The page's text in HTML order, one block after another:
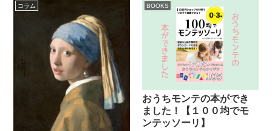
説することはできませんが、せ
めてもの種まき...
コラム BOOKS
おうちモンテの本ができ
ました！【１００均でモ
ンテッソーリ】